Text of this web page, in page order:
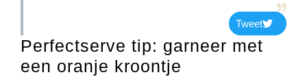
Tweet
Perfectserve tip: garneer met
een oranje kroontje